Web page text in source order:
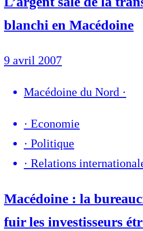
blanchi en Macédoine
9 avril 2007
Macédoine du Nord ·
· Economie
· Politique
· Relations
Macédoine : la
fuir les investisseurs